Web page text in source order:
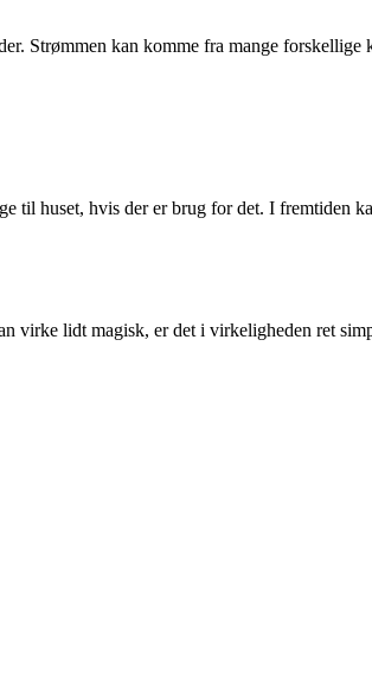
Strømmen kan komme fra mange
til huset, hvis der er brug for det. I fremtiden
virke lidt magisk, er det i virkeligheden ret